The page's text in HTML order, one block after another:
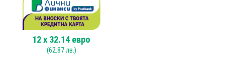
12x 32.14 евро
(62.87лв.)